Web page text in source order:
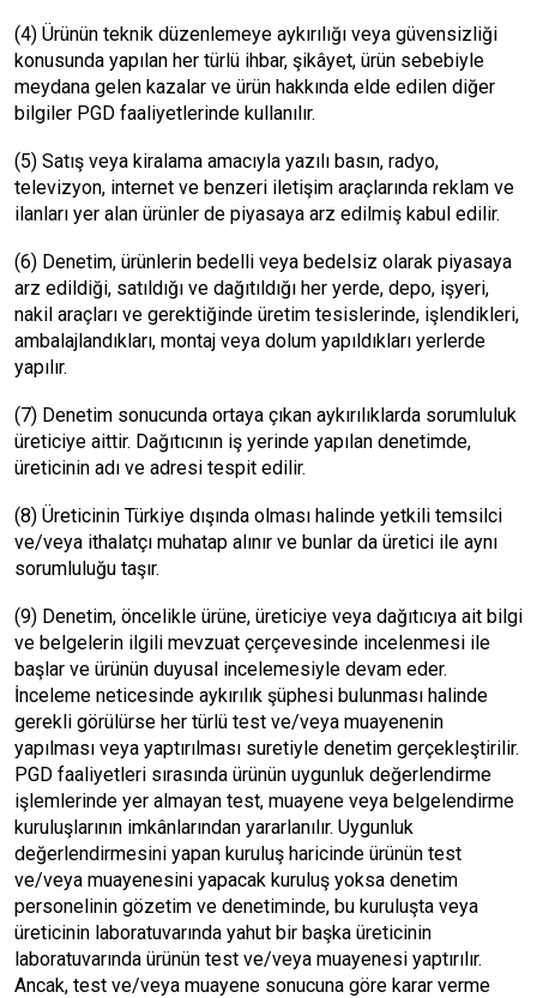
(4) Ürünün teknik düzenlemeye aykırılığı veya güvensizliği
konusunda yapılan her türlü ihbar, şikâyet, ürün sebebiyle
meydana gelen kazalar ve ürün hakkında elde edilen diğer
bilgiler PGD faaliyetlerinde kullanılır.
(5) Satış veya kiralama amacıyla yazılı basın, radyo,
televizyon, internet ve benzeri iletişim araçlarında reklam ve
ilanları yer alan ürünler de piyasaya arz edilmiş kabul edilir.
(6) Denetim, ürünlerin bedelli veya bedelsiz olarak piyasaya
arz edildiği, satıldığı ve dağıtıldığı her yerde, depo, işyeri,
nakil araçları ve gerektiğinde üretim tesislerinde, işlendikleri,
ambalajlandıkları, montaj veya dolum yapıldıkları yerlerde
yapılır.
(7) Denetim sonucunda ortaya çıkan aykırılıklarda sorumluluk
üreticiye aittir. Dağıtıcının iş yerinde yapılan denetimde,
üreticinin adı ve adresi tespit edilir.
(8) Üreticinin Türkiye dışında olması halinde yetkili temsilci
ve/veya ithalatçı muhatap alınır ve bunlar da üretici ile aynı
sorumluluğu taşır.
(9) Denetim, öncelikle ürüne, üreticiye veya dağıtıcıya ait bilgi
ve belgelerin ilgili mevzuat çerçevesinde incelenmesi ile
başlar ve ürünün duyusal incelemesiyle devam eder.
İnceleme neticesinde aykırılık şüphesi bulunması halinde
gerekli görülürse her türlü test ve/veya muayenenin
yapılması veya yaptırılması suretiyle denetim gerçekleştirilir.
PGD faaliyetleri sırasında ürünün uygunluk değerlendirme
işlemlerinde yer almayan test, muayene veya belgelendirme
kuruluşlarının imkânlarından yararlanılır. Uygunluk
değerlendirmesini yapan kuruluş haricinde ürünün test
ve/veya muayenesini yapacak kuruluş yoksa denetim
personelinin gözetim ve denetiminde, bu kuruluşta veya
üreticinin laboratuvarında yahut bir başka üreticinin
laboratuvarında ürünün test ve/veya muayenesi yaptırılır.
Ancak, test ve/veya muayene sonucuna göre karar verme